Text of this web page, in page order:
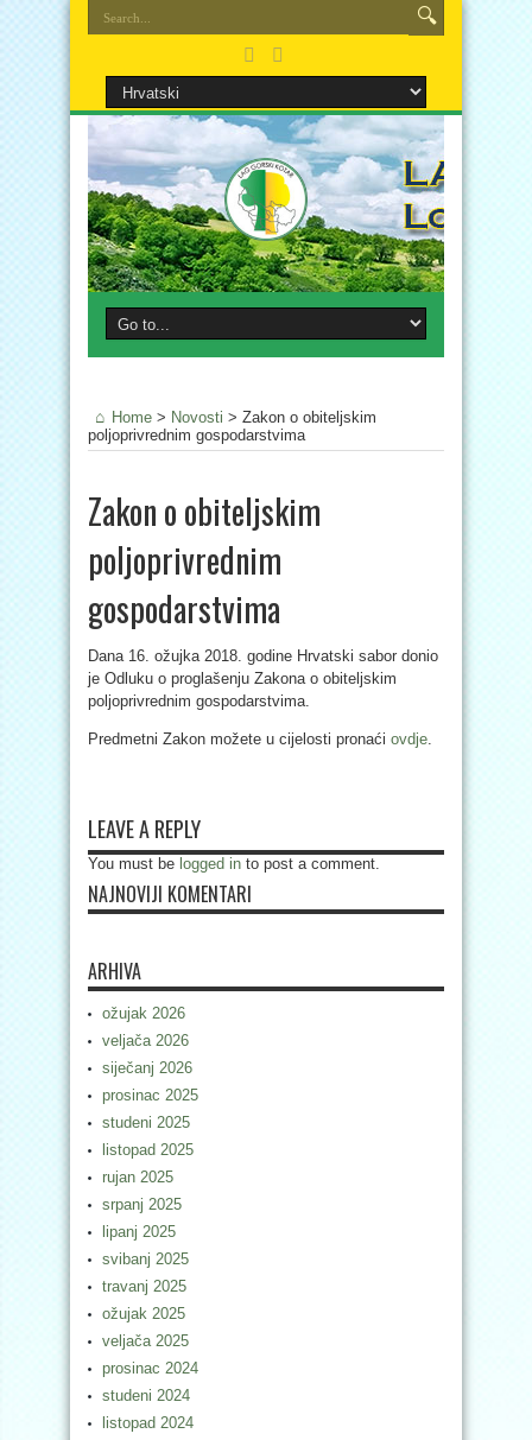
Home > Novosti > Zakon o obiteljskim
poljoprivrednim gospodarstvima
Zakon o obiteljskim
poljoprivrednim
gospodarstvima
Dana 16. ožujka 2018. godine Hrvatski sabor donio
je Odluku o proglašenju Zakona o obiteljskim
poljoprivrednim gospodarstvima.
Predmetni Zakon možete u cijelosti pronaći ovdje.
LEAVE A REPLY
You must be logged in to post a comment.
NAJNOVIJI KOMENTARI
ARHIVA
ožujak 2026
veljača 2026
siječanj 2026
prosinac 2025
studeni 2025
listopad 2025
rujan 2025
srpanj 2025
lipanj 2025
svibanj 2025
travanj 2025
ožujak 2025
veljača 2025
prosinac 2024
studeni 2024
listopad 2024